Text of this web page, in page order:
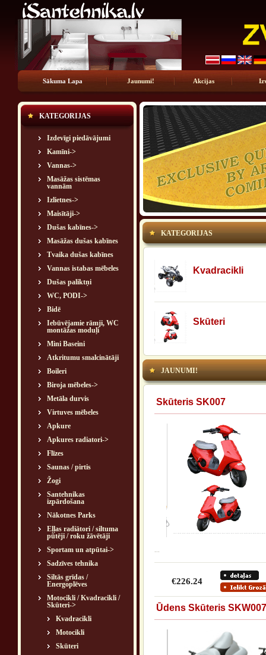
Sākuma Lapa Jaunumi! Akcijas
KATEGORIJAS
Izdevīgi piedāvājumi
Kamīni->
Vannas->
Masāžas sistēmas
vannām
Izlietnes->
Maisītāji->
Dušas kabīnes->
Masāžas dušas kabīnes
Tvaika dušas kabīnes
Vannas istabas mēbeles
Dušas paliktņi
WC, PODI->
Bidē
Iebūvējamie rāmji, WC
montāžas moduļi
Mini Baseini
Atkritumu smalcinātāji
Boileri
Biroja mēbeles->
Metāla durvis
Virtuves mēbeles
Apkure
Apkures radiatori->
Flīzes
Saunas / pirtis
Žogi
Santehnikas
izpārdošana
Nākotnes Parks
Eļļas radiātori / siltuma
pūtēji / roku žāvētāji
Sportam un atpūtai->
Sadzīves tehnika
Siltās grīdas /
Energoplēves
Motocikli / Kvadracikli /
Skūteri->
Kvadracikli
Motocikli
Skūteri
KATEGORIJAS
Kvadracikli
Skūteri
JAUNUMI!
Skūteris SK007
€226.24
Ūdens Skūteris SKW007